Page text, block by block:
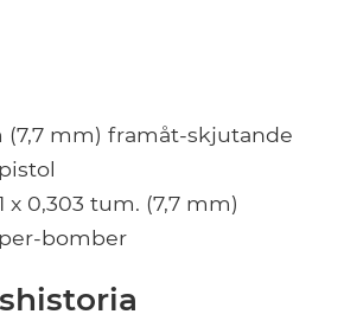
(7,7 mm) framåt-skjutande
x 0,303 tum. (7,7 mm)
bomber